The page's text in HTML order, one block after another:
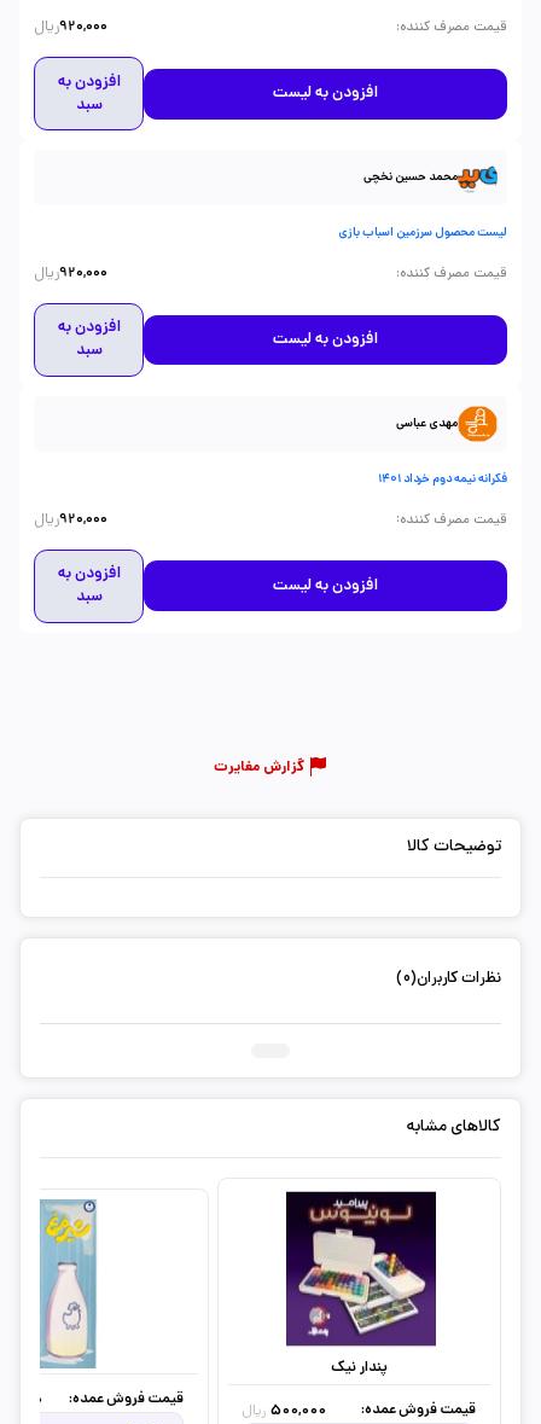
قیمت مصرف کننده:
920,000ریال
افزودن به لیست
افزودن به
سبد
محمد حسین نخچی
لیست محصول سرزمین اسباب بازی
قیمت مصرف کننده:
920,000ریال
افزودن به لیست
افزودن به
سبد
مهدی عباسی
فکرانه نیمه دوم خرداد 1401
قیمت مصرف کننده:
920,000ریال
افزودن به لیست
افزودن به
سبد
گزارش مغایرت
توضیحات کالا
نظرات کاربران(0)
کالاهای مشابه
پندار نیک
قیمت فروش عمده:
500,000 ریال
قیمت فروش عمده: